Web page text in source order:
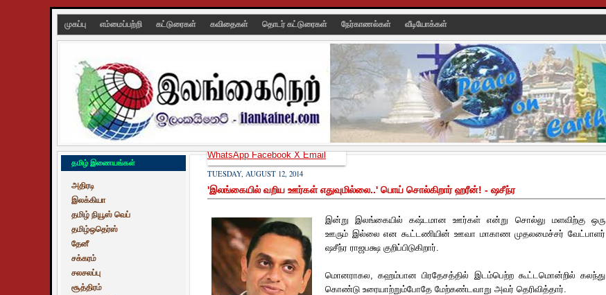
முகப்பு எம்மைப்பற்றி கட்டுரைகள் கவிதைகள் தொடர் கட்டுரைகள் நேர்காணல்கள் வீடியோக்கள்
தமிழ் இணையங்கள்
அதிரடி
இலக்கியா
தமிழ் நியூஸ் வெப்
தமிழ்ஒதெர்ஸ்
தேனீ
சக்கரம்
சலசலப்பு
சூத்திரம்
TUESDAY, AUGUST 12, 2014
'இலங்கையில் வறிய ஊர்கள் எதுவுமில்லை..' பொய் சொல்கிறார் ஹரீன்! - ஷசீந்ர
இன்று இலங்கையில் கஷ்டமான ஊர்கள் என்று சொல்லு மளவிற்கு ஒரு
ஊரும் இல்லை என கூட்டணியின் ஊவா மாகாண முதலமைச்சர் வேட்பாளர்
ஷசீந்ர ராஜபக்ஷ குறிப்பிடுகிறார்.
மொனராகல, கஹம்பான பிரதேசத்தில் இடம்பெற்ற கூட்டமொன்றில் கலந்து
கொண்டு உரையாற்றும்போதே மேற்கண்டவாறு அவர் தெரிவித்தார்.
WhatsAppFacebookXEmail